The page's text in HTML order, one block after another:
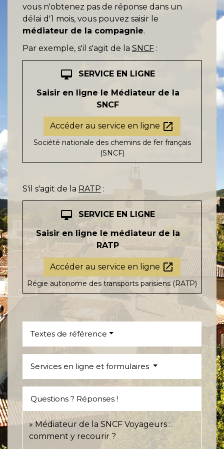
vous n'obtenez pas de réponse dans un
délai d'1 mois, vous pouvez saisir le
médiateur de la compagnie.
Par exemple, s'il s'agit de la SNCF :
desktop_mac
SERVICE EN LIGNE
Saisir en ligne le Médiateur de la
SNCF
Accéder au service en ligne open_in_new
Société nationale des chemins de fer français
(SNCF)
S'il s'agit de la RATP :
desktop_mac
SERVICE EN LIGNE
Saisir en ligne le médiateur de la
RATP
Accéder au service en ligne open_in_new
Régie autonome des transports parisiens (RATP)
Textes de référence
Services en ligne et formulaires
Questions ? Réponses !
Médiateur de la SNCF Voyageurs :
comment y recourir ?